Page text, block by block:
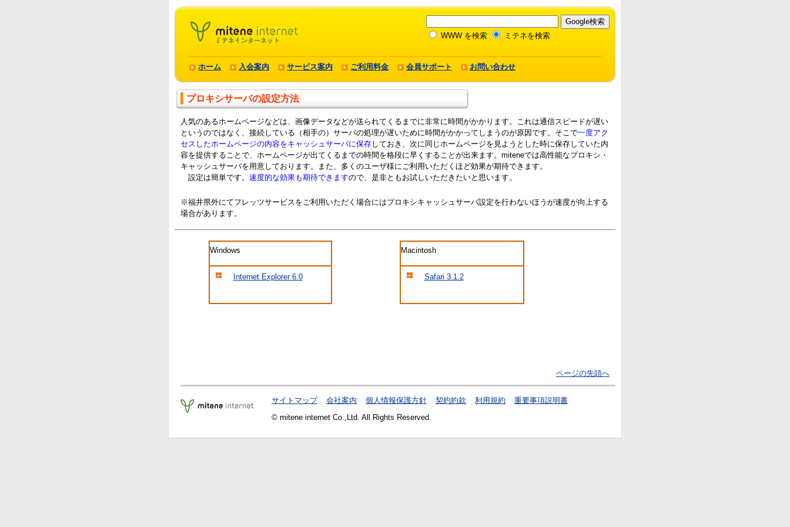
WWW を検索 ミテネを検索
ホーム 入会案内 サービス案内 ご利用料金 会員サポート お問い合わせ
プロキシサーバの設定方法
人気のあるホームページなどは、画像データなどが送られてくるまでに非常に時間がかかります。これは通信スピードが遅い
というのではなく、接続している（相手の）サーバの処理が遅いために時間がかかってしまうのが原因です。そこで一度アク
セスしたホームページの内容をキャッシュサーバに保存しておき、次に同じホームページを見ようとした時に保存していた内
容を提供することで、ホームページが出てくるまでの時間を格段に早くすることが出来ます。miteneでは高性能なプロキシ・
キャッシュサーバを用意しております。また、多くのユーザ様にご利用いただくほど効果が期待できます。
設定は簡単です。 速度的な効果も期待できますので、是非ともお試しいただきたいと思います。
※福井県外にてフレッツサービスをご利用いただく場合にはプロキシキャッシュサーバ設定を行わないほうが速度が向上する
場合があります。
Windows
Internet Explorer 6.0
Macintosh
Safari 3.1.2
ページの先頭へ
サイトマップ 会社案内 個人情報保護方針 契約約款 利用規約
重要事項説明書
© mitene internet Co.,Ltd. All Rights Reserved.